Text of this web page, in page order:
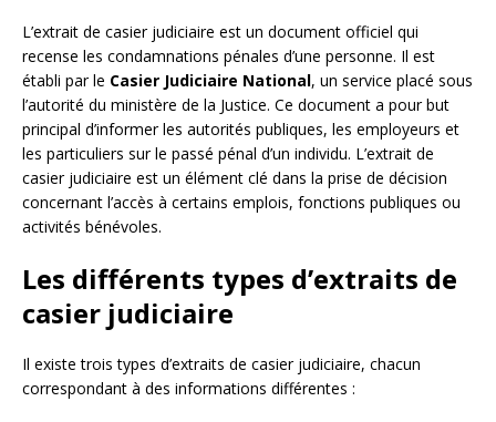
L’extrait de casier judiciaire est un document officiel qui
recense les condamnations pénales d’une personne. Il est
établi par le Casier Judiciaire National, un service placé sous
l’autorité du ministère de la Justice. Ce document a pour but
principal d’informer les autorités publiques, les employeurs et
les particuliers sur le passé pénal d’un individu. L’extrait de
casier judiciaire est un élément clé dans la prise de décision
concernant l’accès à certains emplois, fonctions publiques ou
activités bénévoles.
Les différents types d’extraits de
casier judiciaire
Il existe trois types d’extraits de casier judiciaire, chacun
correspondant à des informations différentes :